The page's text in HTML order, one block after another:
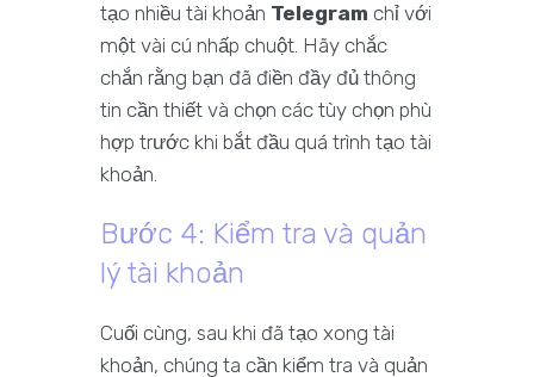
tạo nhiều tài khoản Telegram chỉ với
một vài cú nhấp chuột. Hãy chắc
chắn rằng bạn đã điền đầy đủ thông
tin cần thiết và chọn các tùy chọn phù
hợp trước khi bắt đầu quá trình tạo tài
khoản.
Bước 4: Kiểm tra và quản
lý tài khoản
Cuối cùng, sau khi đã tạo xong tài
khoản, chúng ta cần kiểm tra và quản